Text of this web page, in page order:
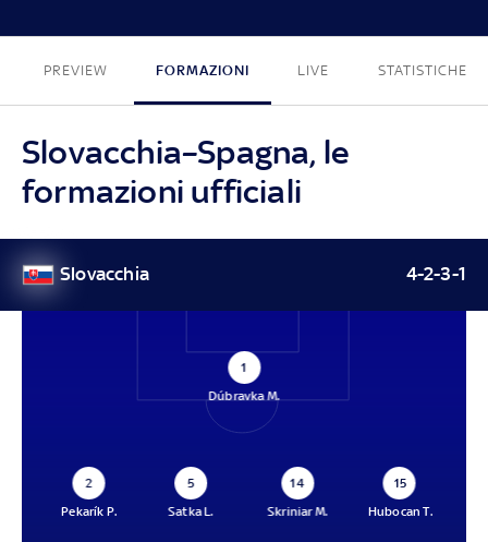
PREVIEW FORMAZIONI LIVE STATISTICHE
Slovacchia–Spagna, le
formazioni ufficiali
Slovacchia 4-2-3-1
1
Dúbravka M.
2
Pekarík P.
5
Satka L.
14
Skriniar M.
15
Hubocan T.